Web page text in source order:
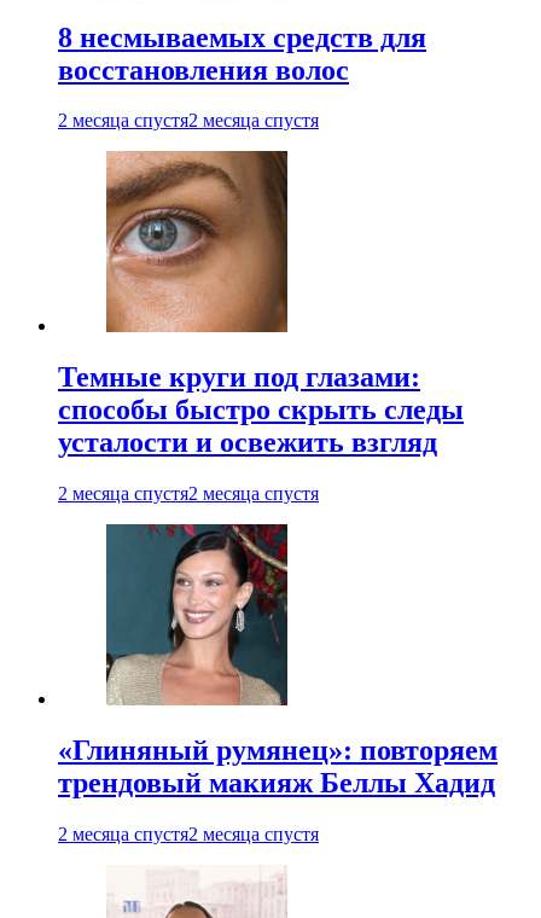
8 несмываемых средств для
восстановления волос
2 месяца спустя2 месяца спустя
Темные круги под глазами:
способы быстро скрыть следы
усталости и освежить взгляд
2 месяца спустя2 месяца спустя
«Глиняный румянец»: повторяем
трендовый макияж Беллы Хадид
2 месяца спустя2 месяца спустя